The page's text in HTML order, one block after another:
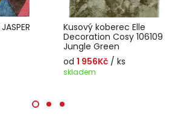
Kusový koberec Elle
Decoration Cosy 106109
Jungle Green
od 1 956Kč / ks
skladem